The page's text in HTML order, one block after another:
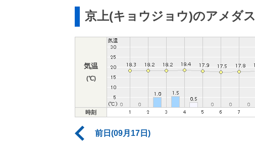
京上(キョウジョウ)のアメダス
気温
(℃)
時刻
前日(09月17日)